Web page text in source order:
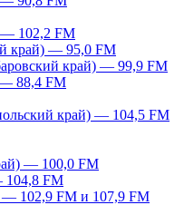
— 102,2 FM
край) — 95,0 FM
край) — 99,9 FM
— 88,4 FM
край) — 104,5 FM
— 100,0 FM
104,8 FM
102,9 FM и 107,9 FM